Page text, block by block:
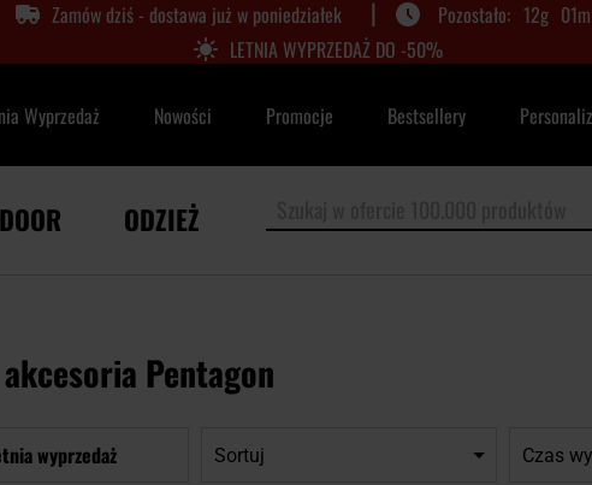
Zamów dziś - dostawa już w poniedziałek | 12g 01m
LETNIA WYPRZEDAŻ DO -50%
Wyprzedaż Nowości Promocje Bestsellery
ODZIEŻ
Pentagon
wyprzedaż Sortuj Czas